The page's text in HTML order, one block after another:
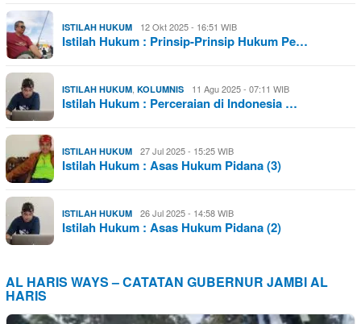
ISTILAH HUKUM 12 Okt 2025 - 16:51 WIB
Istilah Hukum : Prinsip-Prinsip Hukum Pe…
ISTILAH HUKUM, KOLUMNIS 11 Agu 2025 - 07:11 WIB
Istilah Hukum : Perceraian di Indonesia …
ISTILAH HUKUM 27 Jul 2025 - 15:25 WIB
Istilah Hukum : Asas Hukum Pidana (3)
ISTILAH HUKUM 26 Jul 2025 - 14:58 WIB
Istilah Hukum : Asas Hukum Pidana (2)
AL HARIS WAYS – CATATAN GUBERNUR JAMBI AL
HARIS